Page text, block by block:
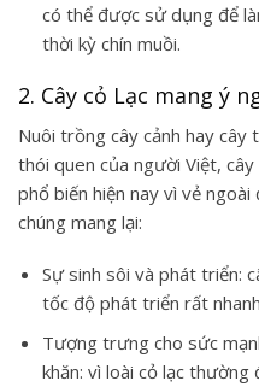
có thể được sử dụng để
thời kỳ chín muồi.
2. Cây cỏ Lạc mang ý
Nuôi trồng cây cảnh hay cây
thói quen của người Việt, cây
phổ biến hiện nay vì vẻ
chúng mang lại:
Sự sinh sôi và phát triển:
tốc độ phát triển rất nhanh
Tượng trưng cho sức
khăn: vì loài cỏ lạc